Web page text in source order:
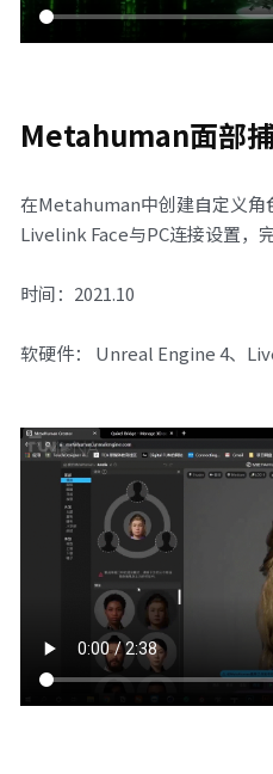
Metahuman面部
在Metahuman中创建自定义
Livelink Face与PC连接设置，
时间：2021.10
软硬件： Unreal Engine 4、